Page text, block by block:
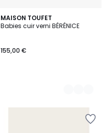
MAISON TOUFET
Babies cuir verni BÉRÉNICE
155,00 €
2
Couleurs